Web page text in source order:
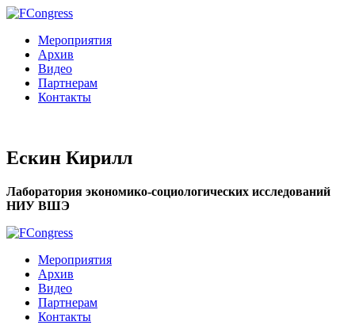
Мероприятия
Архив
Видео
Партнерам
Контакты
Ескин Кирилл
Лаборатория экономико-социологических исследований
НИУ ВШЭ
Мероприятия
Архив
Видео
Партнерам
Контакты